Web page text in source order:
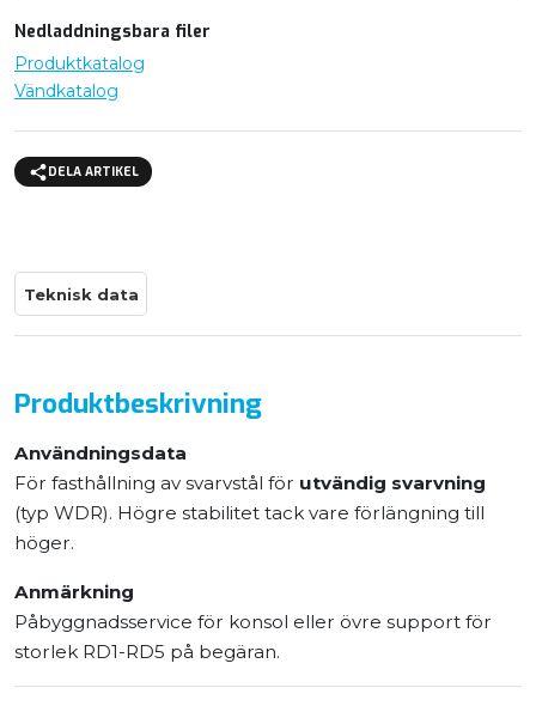
Nedladdningsbara filer
Produktkatalog
Vändkatalog
DELA ARTIKEL
Teknisk data
Produktbeskrivning
Användningsdata
För fasthållning av svarvstål för utvändig svarvning
(typ WDR). Högre stabilitet tack vare förlängning till
höger.
Anmärkning
Påbyggnadsservice för konsol eller övre support för
storlek RD1-RD5 på begäran.